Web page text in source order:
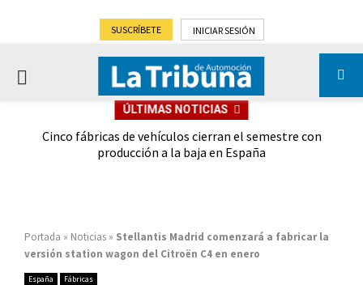
SUSCRÍBETE INICIAR SESIÓN
PRIMARY
ÚLTIMAS NOTICIAS
Cinco fábricas de vehículos cierran el semestre con
producción a la baja en España
Portada » Noticias » Stellantis Madrid comenzará a fabricar la
versión station wagon del Citroën C4 en enero
España Fábricas